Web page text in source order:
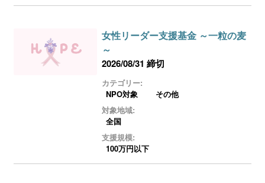
女性リーダー支援基金 ～一粒の麦
～
2026/08/31 締切
カテゴリー:
NPO対象
その他
対象地域:
全国
支援規模:
100万円以下